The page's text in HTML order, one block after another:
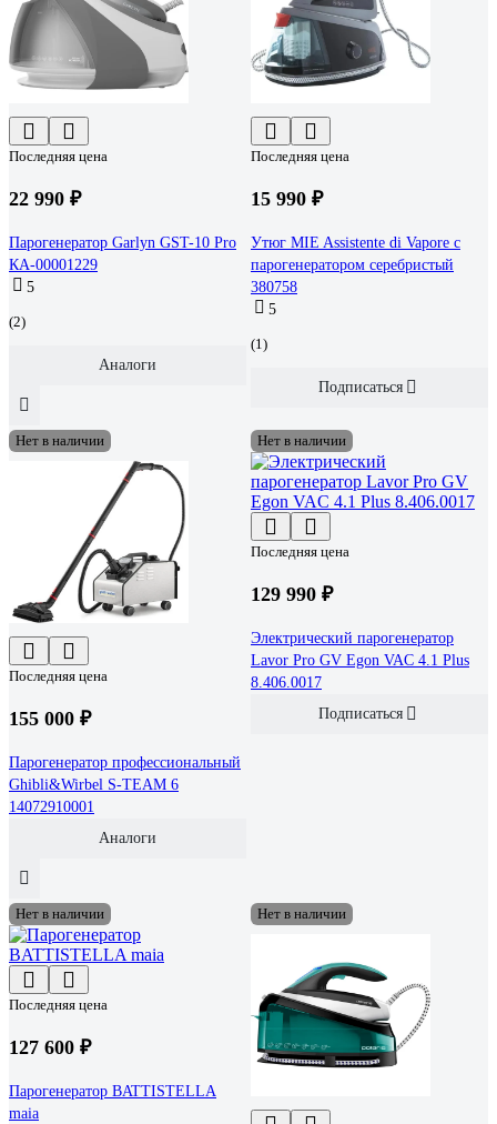
Последняя цена
22 990 ₽
Парогенератор Garlyn GST-10 Pro
КА-00001229
5
(2)
Аналоги
Последняя цена
15 990 ₽
Утюг MIE Assistente di Vapore с
парогенератором серебристый
380758
5
(1)
Подписаться
Нет в наличии
Последняя цена
155 000 ₽
Парогенератор профессиональный
Ghibli&Wirbel S-TEAM 6
14072910001
Аналоги
Нет в наличии
Последняя цена
129 990 ₽
Электрический парогенератор
Lavor Pro GV Egon VAC 4.1 Plus
8.406.0017
Подписаться
Нет в наличии
Последняя цена
127 600 ₽
Парогенератор BATTISTELLA
maia
Нет в наличии